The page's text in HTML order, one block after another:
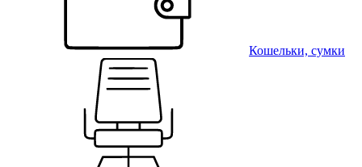
Кошельки, сумки